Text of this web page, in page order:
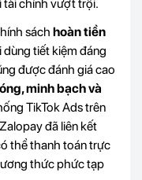
tài chính vượt trội.
sách hoàn tiền
dùng tiết kiệm đáng
được đánh giá cao
minh bạch và
TikTok Ads trên
đã liên kết
thể thanh toán trực
thức phức tạp